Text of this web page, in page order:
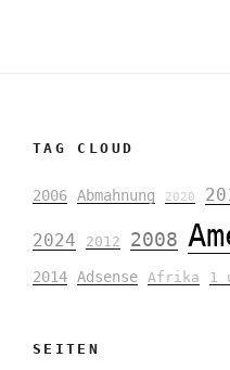
TAG CLOUD
2006 Abmahnung 2020
2024 2012 2008
2014 Adsense Afrika 1
SEITEN